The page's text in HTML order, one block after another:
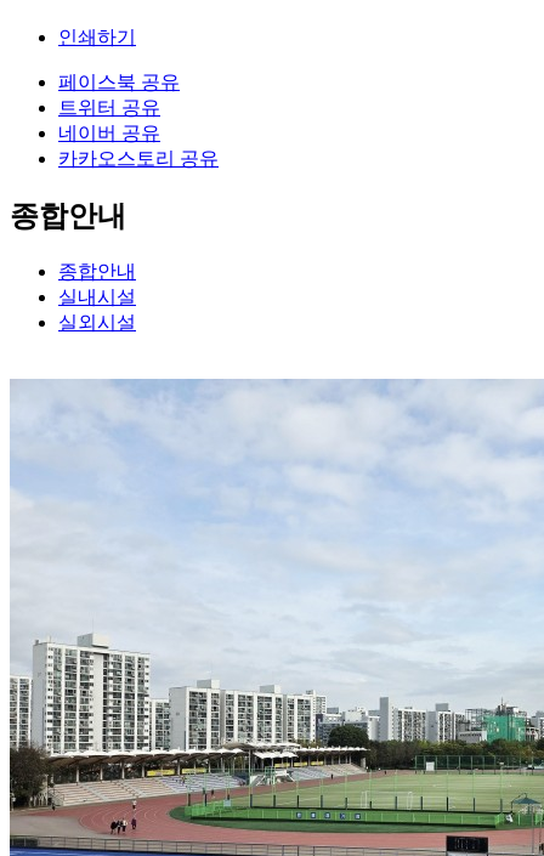
인쇄하기
페이스북 공유
트위터 공유
네이버 공유
카카오스토리 공유
종합안내
종합안내
실내시설
실외시설